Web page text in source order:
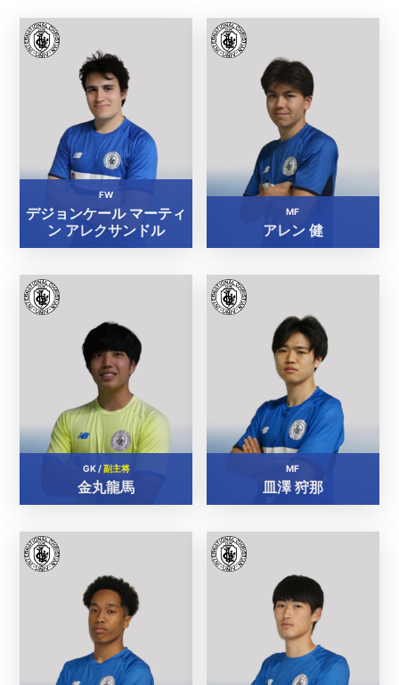
FW
デジョンケール マーティ
ン アレクサンドル
MF
アレン 健
GK /副主将
金丸龍馬
MF
皿澤 狩那